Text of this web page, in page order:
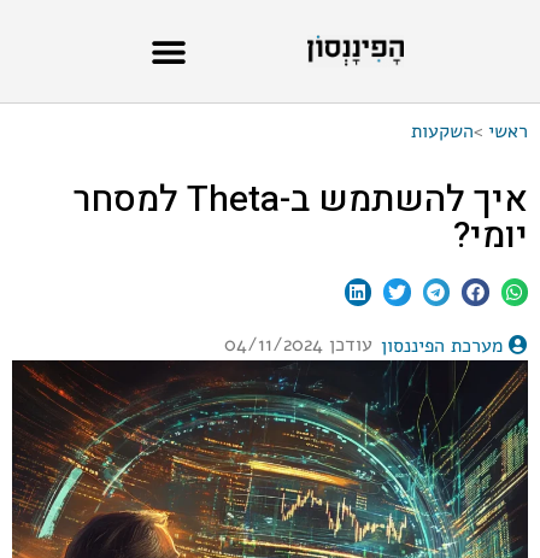
ראשי >השקעות
איך להשתמש ב-Theta למסחר
יומי?
מערכת הפיננסון עודכן 04/11/2024